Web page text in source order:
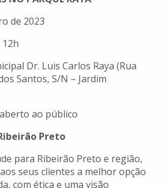
de 2023
Dr. Luis Carlos Raya (Rua
Santos, S/N – Jardim
ao público
Preto
para Ribeirão Preto e região,
seus clientes a melhor opção
com ética e uma visão